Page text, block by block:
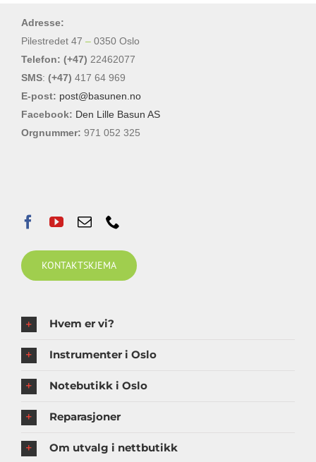
Adresse:
Pilestredet 47 – 0350 Oslo
Telefon: (+47) 22462077
SMS: (+47) 417 64 969
E-post: post@basunen.no
Facebook: Den Lille Basun AS
Orgnummer: 971 052 325
KONTAKTSKJEMA
Hvem er vi?
Instrumenter i Oslo
Notebutikk i Oslo
Reparasjoner
Om utvalg i nettbutikk